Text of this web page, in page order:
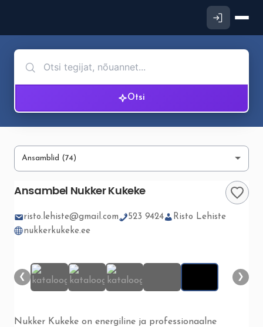
Otsi
Ansambel Nukker Kukeke
risto.lehiste@gmail.com 523 9424
Risto Lehiste
nukkerkukeke.ee
❮ ❯
Nukker Kukeke on energiline ja professionaalne